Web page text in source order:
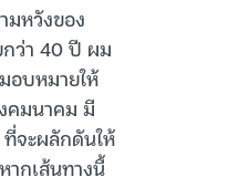
มหวังของ
ว่า 40 ปี ผม
อบหมายให้
คมนาคม มี
ที่จะผลักดันให้
ากเส้นทางนี้